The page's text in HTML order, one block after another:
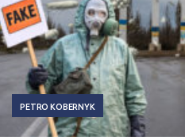
PETRO KOBERNYK